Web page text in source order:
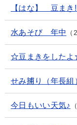
【はな】 豆まき
水あそび 年中
☆豆まきをした
せみ捕り（年長組
今日もいい天気♪